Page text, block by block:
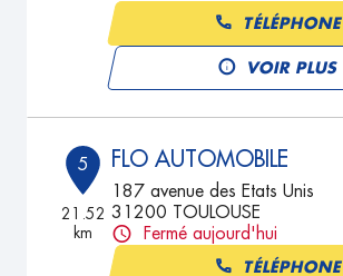
TÉLÉPHONE
VOIR PLUS
5
21.52
km
FLO AUTOMOBILE
187 avenue des Etats Unis
31200 TOULOUSE
Fermé aujourd'hui
TÉLÉPHONE